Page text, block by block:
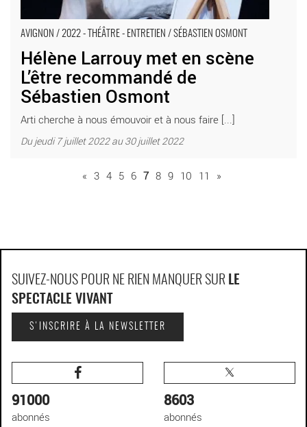
AVIGNON / 2022 - THÉÂTRE - ENTRETIEN / SÉBASTIEN OSMONT
Hélène Larrouy met en scène
L’être recommandé de
Sébastien Osmont
Arti cherche à nous émouvoir et à nous faire [...]
Du jeudi 7 juillet 2022 au 30 juillet 2022
« 3 4 5 6 7 8 9 10 11 »
SUIVEZ-NOUS POUR NE RIEN MANQUER SUR LE
SPECTACLE VIVANT
S'INSCRIRE À LA NEWSLETTER
91000
abonnés
8603
abonnés